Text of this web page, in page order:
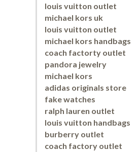
louis vuitton outlet
michael kors uk
louis vuitton outlet
michael kors handbags
coach factorty outlet
pandora jewelry
michael kors
adidas originals store
fake watches
ralph lauren outlet
louis vuitton handbags
burberry outlet
coach factory outlet